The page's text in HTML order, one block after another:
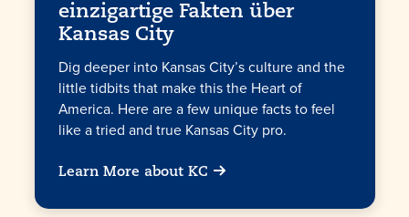
einzigartige Fakten über
Kansas City
Dig deeper into Kansas City’s culture and the
little tidbits that make this the Heart of
America. Here are a few unique facts to feel
like a tried and true Kansas City pro.
Learn More about KC